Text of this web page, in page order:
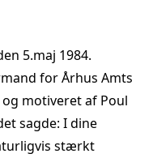
5.maj 1984.
for Århus Amts
motiveret af Poul
sagde: I dine
stærkt